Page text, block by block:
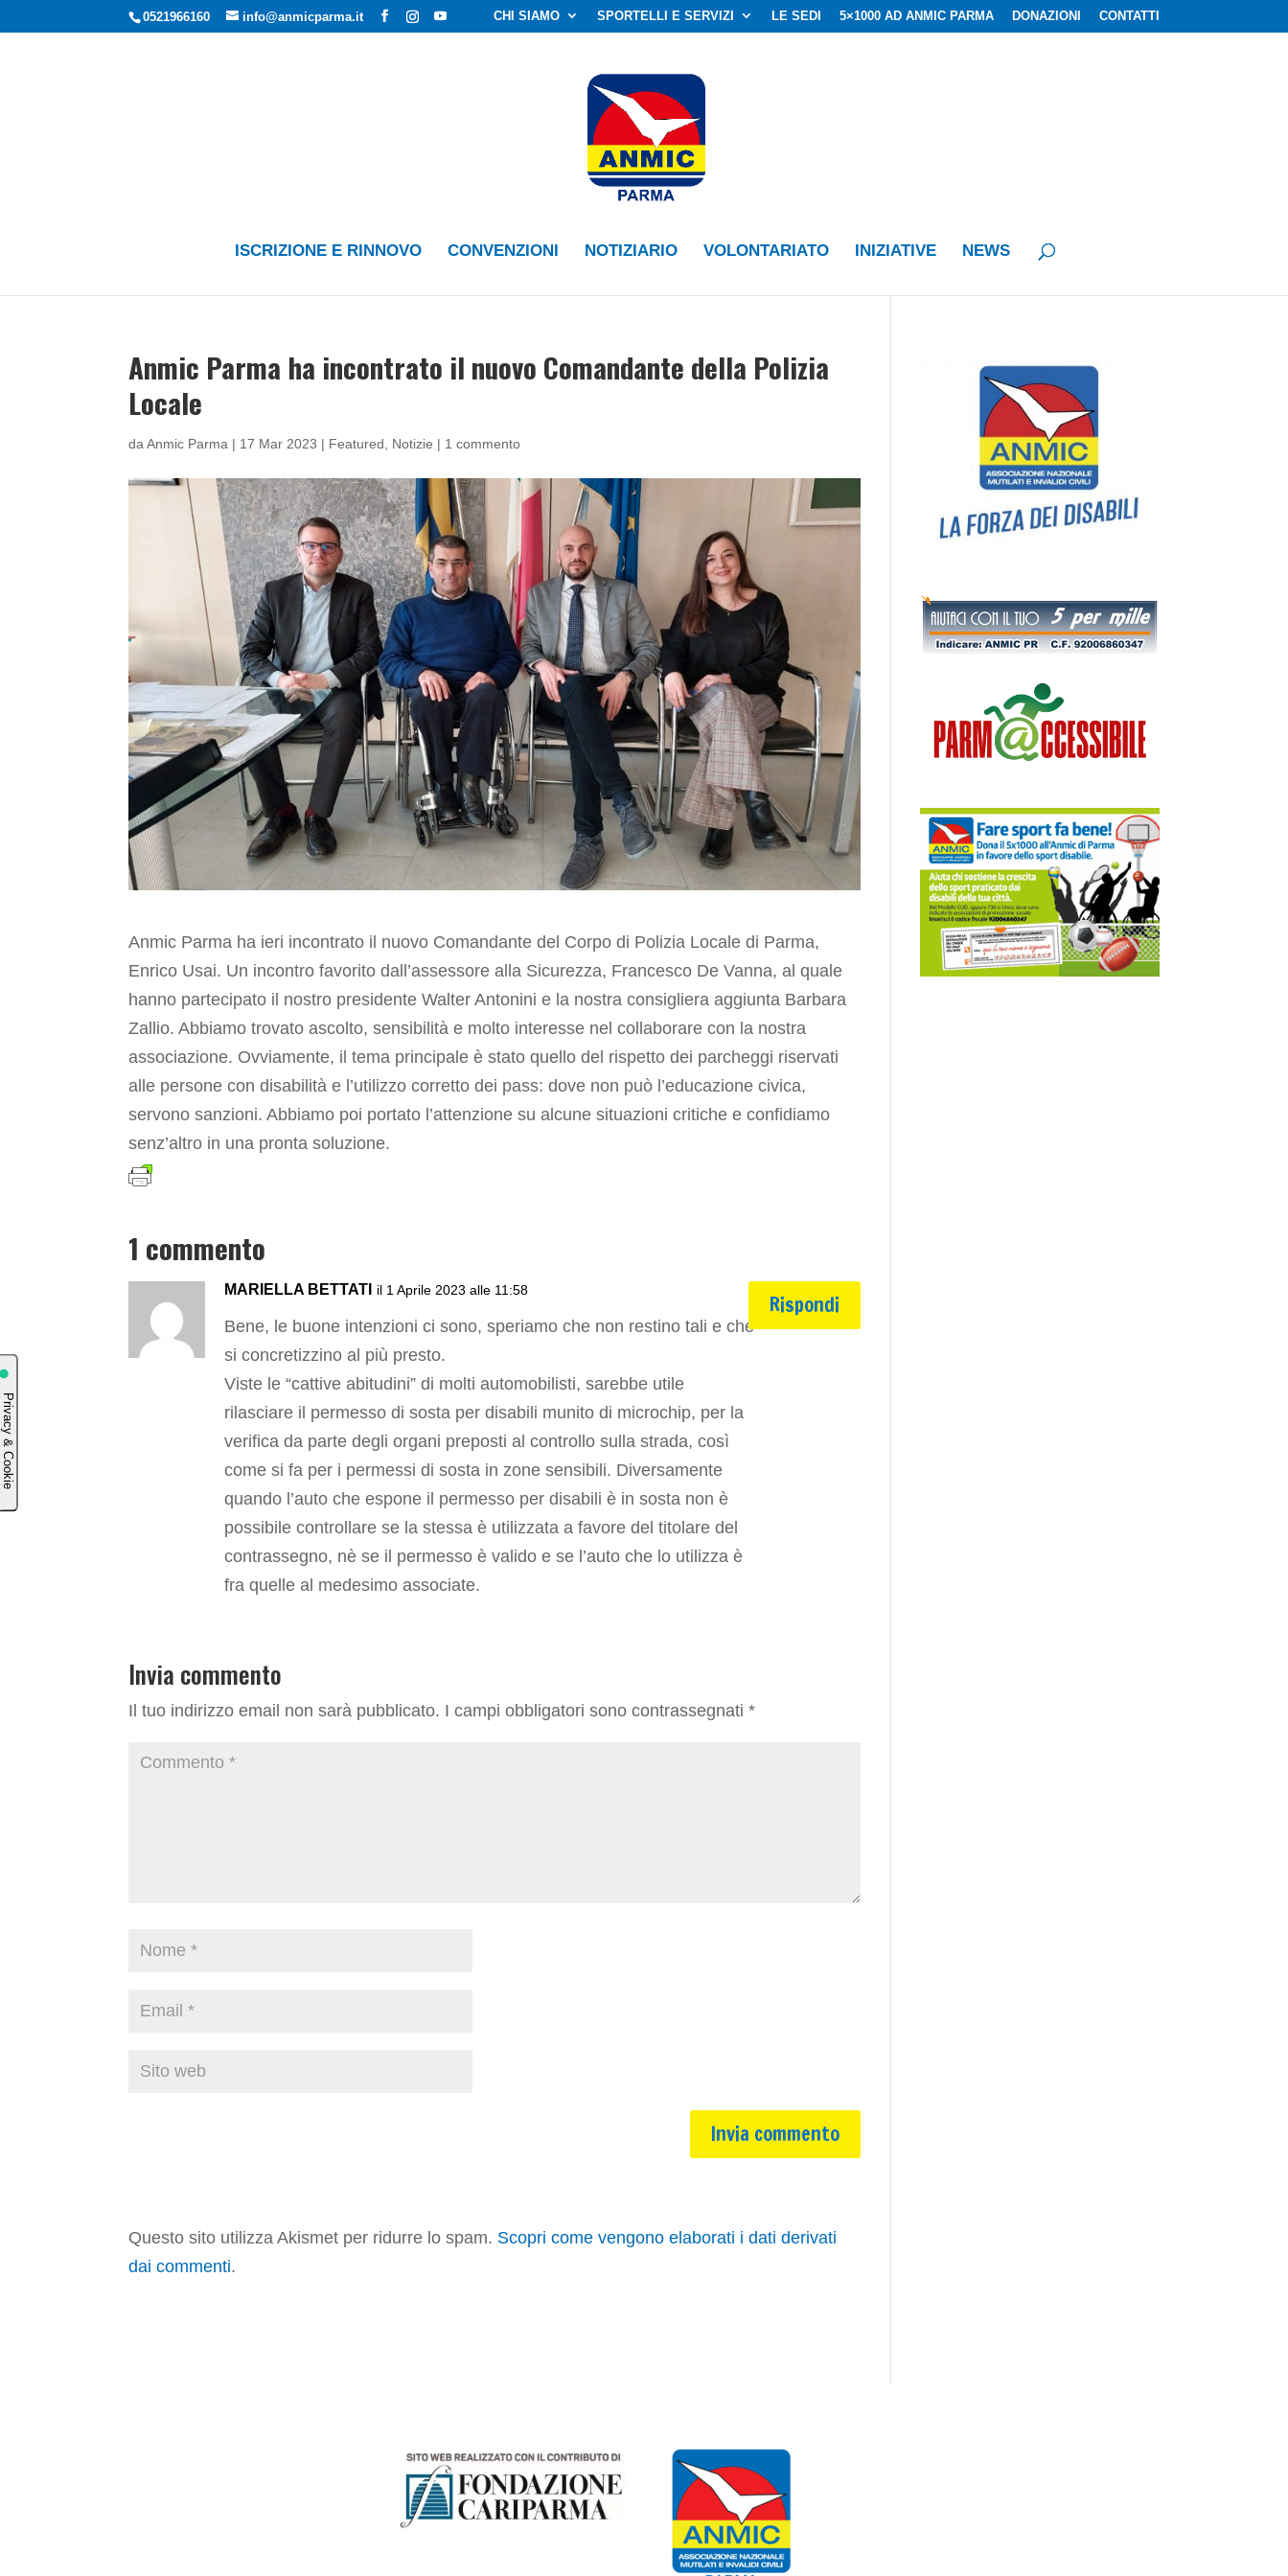
0521966160 info@anmicparma.it CHI SIAMO SPORTELLI E SERVIZI LE SEDI 5×1000 AD ANMIC PARMA DONAZIONI CONTATTI
ISCRIZIONE E RINNOVO CONVENZIONI NOTIZIARIO VOLONTARIATO INIZIATIVE NEWS
Anmic Parma ha incontrato il nuovo Comandante della Polizia
Locale
daAnmic Parma | 17 Mar 2023 | Featured Notizie | 1 commento
Anmic Parma ha ieri incontrato il nuovo Comandante del Corpo di Polizia Locale di Parma,
Enrico Usai. Un incontro favorito dall’assessore alla Sicurezza, Francesco De Vanna, al quale
hanno partecipato il nostro presidente Walter Antonini e la nostra consigliera aggiunta Barbara
Zallio. Abbiamo trovato ascolto, sensibilità e molto interesse nel collaborare con la nostra
associazione. Ovviamente, il tema principale è stato quello del rispetto dei parcheggi riservati
alle persone con disabilità e l’utilizzo corretto dei pass: dove non può l’educazione civica,
servono sanzioni. Abbiamo poi portato l’attenzione su alcune situazioni critiche e confidiamo
senz’altro in una pronta soluzione.
1 commento
MARIELLA BETTATI il 1 Aprile 2023 alle 11:58
Bene, le buone intenzioni ci sono, speriamo che non restino tali e che
si concretizzino al più presto.
Viste le “cattive abitudini” di molti automobilisti, sarebbe utile
rilasciare il permesso di sosta per disabili munito di microchip, per la
verifica da parte degli organi preposti al controllo sulla strada, così
come si fa per i permessi di sosta in zone sensibili. Diversamente
quando l’auto che espone il permesso per disabili è in sosta non è
possibile controllare se la stessa è utilizzata a favore del titolare del
contrassegno, nè se il permesso è valido e se l’auto che lo utilizza è
fra quelle al medesimo associate.
Rispondi
Invia commento
Il tuo indirizzo email non sarà pubblicato. I campi obbligatori sono contrassegnati*
Questo sito utilizza Akismet per ridurre lo spam. Scopri come vengono elaborati i dati derivati
dai commenti.